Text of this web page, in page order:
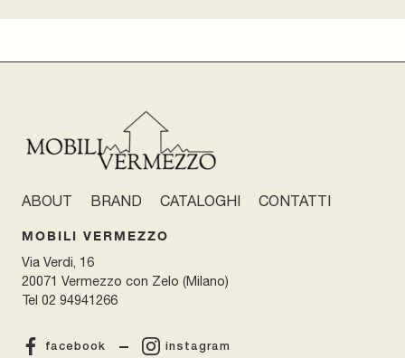
ABOUT BRAND CATALOGHI CONTATTI
MOBILI VERMEZZO
Via Verdi, 16
20071 Vermezzo con Zelo (Milano)
Tel 02 94941266
facebook instagram